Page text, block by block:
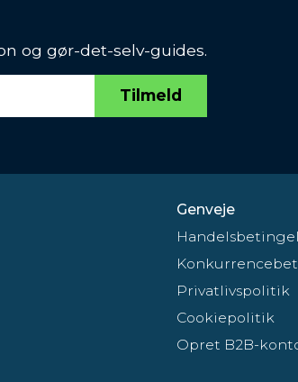
og gør-det-selv-guides.
Tilmeld
Genveje
Privatlivspolitik
Cookiepolitik
Opret B2B-